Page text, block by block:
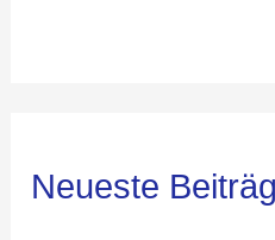
Neueste